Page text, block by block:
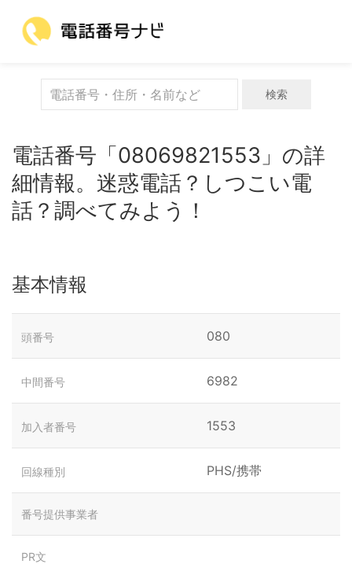
検索
電話番号「08069821553」の詳
細情報。迷惑電話？しつこい電
話？調べてみよう！
基本情報
頭番号 080
中間番号 6982
加入者番号 1553
回線種別 PHS/携帯
番号提供事業者
PR文